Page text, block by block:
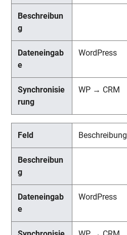
WordPress
WP → CRM
Beschreibung
WordPress